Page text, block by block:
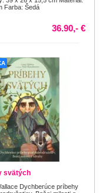
Farba: Šedá
36.90,- €
svätých
Dychberúce príbehy